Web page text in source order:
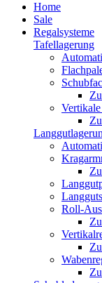
Home
Sale
Regalsysteme
Tafellagerung
Roll-